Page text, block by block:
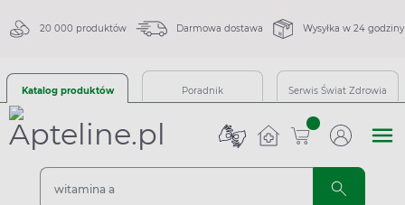
20 000 produktów Darmowa dostawa Wysyłka w 24 godziny
Katalog produktów Poradnik Serwis Świat Zdrowia
sztuk